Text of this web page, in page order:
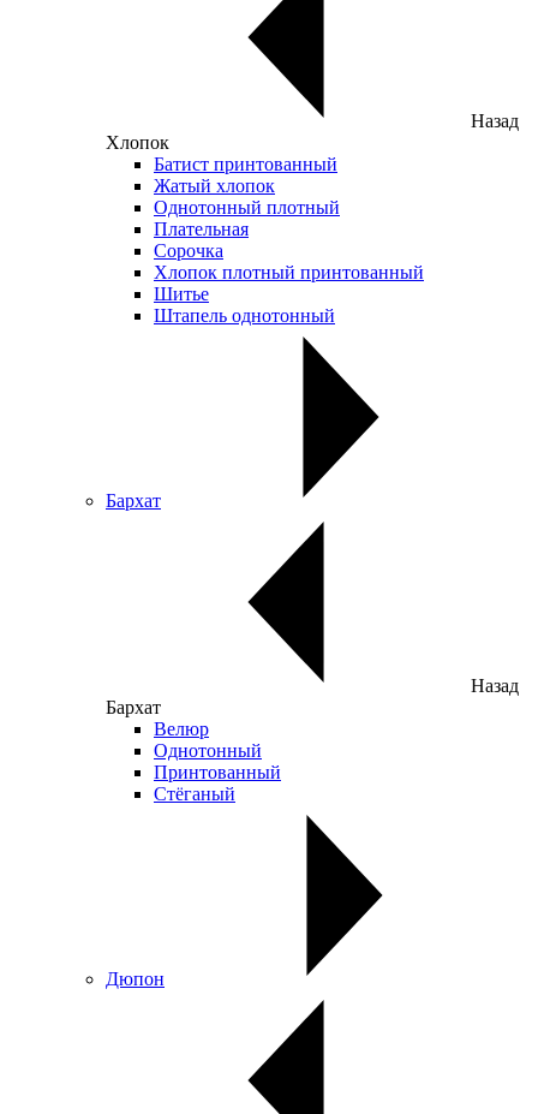
Назад
Хлопок
Батист принтованный
Жатый хлопок
Однотонный плотный
Плательная
Сорочка
Хлопок плотный принтованный
Шитье
Штапель однотонный
Бархат
Назад
Бархат
Велюр
Однотонный
Принтованный
Стёганый
Дюпон